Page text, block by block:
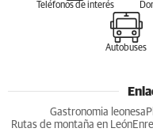
Teléfonos de interés
Autobuses
Gastronomia leonesa
Rutas de montaña en León